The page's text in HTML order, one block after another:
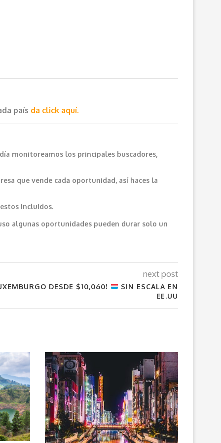
país da click aquí.
monitoreamos los principales buscadores,
que vende cada oportunidad, así haces la
incluidos.
algunas oportunidades pueden durar solo un
next post
DESDE $10,060!
SIN ESCALA EN
EE.UU